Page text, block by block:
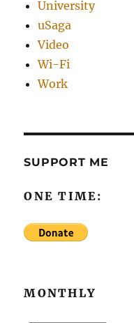
University
uSaga
Video
Wi-Fi
Work
SUPPORT ME
ONE TIME:
MONTHLY